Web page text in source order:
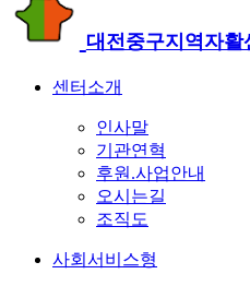
대전중구지역자활
센터소개
인사말
기관연혁
후원.사업안내
오시는길
조직도
사회서비스형